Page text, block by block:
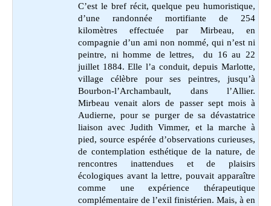
C’est le bref récit, quelque peu humoristique,
d’une randonnée mortifiante de 254
kilomètres effectuée par Mirbeau, en
compagnie d’un ami non nommé, qui n’est ni
peintre, ni homme de lettres, du 16 au 22
juillet 1884. Elle l’a conduit, depuis Marlotte,
village célèbre pour ses peintres, jusqu’à
Bourbon-l’Archambault, dans l’Allier.
Mirbeau venait alors de passer sept mois à
Audierne, pour se purger de sa dévastatrice
liaison avec Judith Vimmer, et la marche à
pied, source espérée d’observations curieuses,
de contemplation esthétique de la nature, de
rencontres inattendues et de plaisirs
écologiques avant la lettre, pouvait apparaître
comme une expérience thérapeutique
complémentaire de l’exil finistérien. Mais, à en